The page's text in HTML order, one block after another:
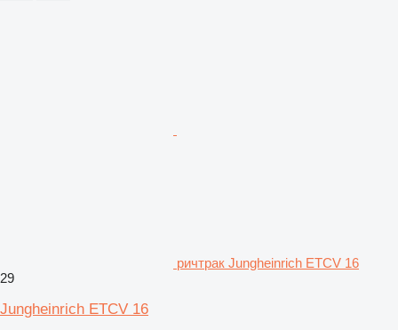
ричтрак Jungheinrich ETCV 16
29
Jungheinrich ETCV 16